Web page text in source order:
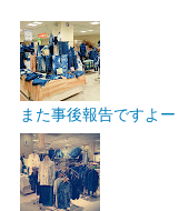
また事後報告ですよー